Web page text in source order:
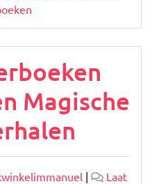
Magische
|
Laat